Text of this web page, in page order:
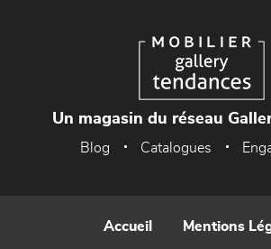
Un magasin du réseau
Blog Catalogues
Accueil Mentions